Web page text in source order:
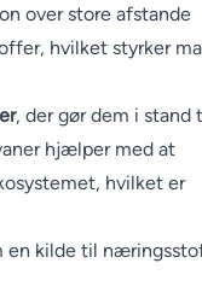
over store afstande
hvilket styrker
, der gør dem i stand
hjælper med at
hvilket er
en kilde til